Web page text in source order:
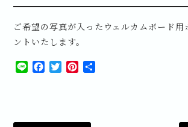
ご希望の写真が入ったウェルカムボード用
ントいたします。
LineFacebook
TwitterPinterest
共